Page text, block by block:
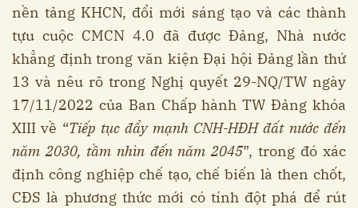
nền tảng KHCN, đổi mới sáng tạo và các thành
tựu cuộc CMCN 4.0 đã được Đảng, Nhà nước
khẳng định trong văn kiện Đại hội Đảng lần thứ
13 và nêu rõ trong Nghị quyết 29-NQ/TW ngày
17/11/2022 của Ban Chấp hành TW Đảng khóa
XIII về “Tiếp tục đẩy mạnh CNH-HĐH đất nước đến
năm 2030, tầm nhìn đến năm 2045”, trong đó xác
định công nghiệp chế tạo, chế biến là then chốt,
CĐS là phương thức mới có tính đột phá để rút